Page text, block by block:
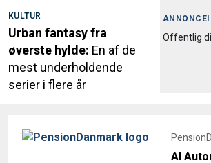
KULTUR
Urban fantasy fra
øverste hylde: En af de
mest underholdende
serier i flere år
Offentlig
AI